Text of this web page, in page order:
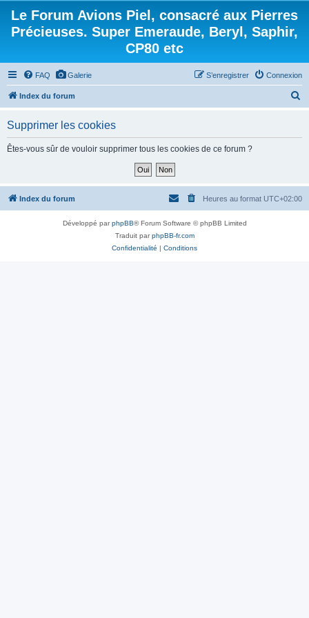
Le Forum Avions Piel, consacré aux Pierres
Précieuses. Super Emeraude, Beryl, Saphir,
CP80 etc
FAQ Galerie Connexion
S’enregistrer
Index du forum
h
Supprimer les cookies
Êtes-vous sûr de vouloir supprimer tous les cookies de ce forum ?
Index du forum Heures au format UTC+02:00
Développé parphpBB® Forum Software © phpBB Limited
Traduit parphpBB-fr.com
Confidentialité | Conditions